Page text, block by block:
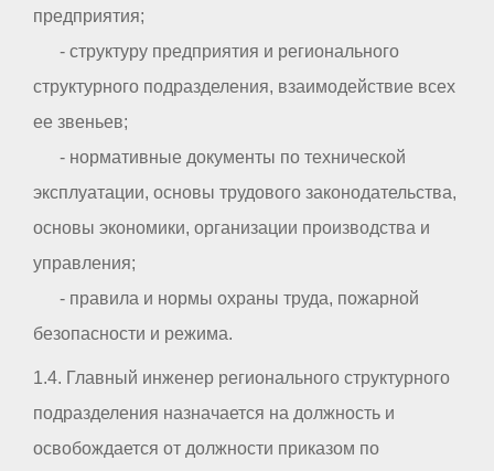
предприятия;
- структуру предприятия и регионального
структурного подразделения, взаимодействие всех
ее звеньев;
- нормативные документы по технической
эксплуатации, основы трудового законодательства,
основы экономики, организации производства и
управления;
- правила и нормы охраны труда, пожарной
безопасности и режима.
1.4. Главный инженер регионального структурного
подразделения назначается на должность и
освобождается от должности приказом по